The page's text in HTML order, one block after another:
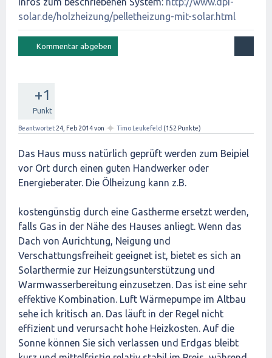
solar.de/holzheizung/pelletheizung-mit-solar.html
+1
Punkt
Beantwortet 24, Feb 2014von ✦ Timo Leukefeld (152 Punkte)
Das Haus muss natürlich geprüft werden zum Beipiel
vor Ort durch einen guten Handwerker oder
Energieberater. Die Ölheizung kann z.B.
kostengünstig durch eine Gastherme ersetzt werden,
falls Gas in der Nähe des Hauses anliegt. Wenn das
Dach von Aurichtung, Neigung und
Verschattungsfreiheit geeignet ist, bietet es sich an
Solarthermie zur Heizungsunterstützung und
Warmwasserbereitung einzusetzen. Das ist eine sehr
effektive Kombination. Luft Wärmepumpe im Altbau
sehe ich kritisch an. Das läuft in der Regel nicht
effizient und verursacht hohe Heizkosten. Auf die
Sonne können Sie sich verlassen und Erdgas bleibt